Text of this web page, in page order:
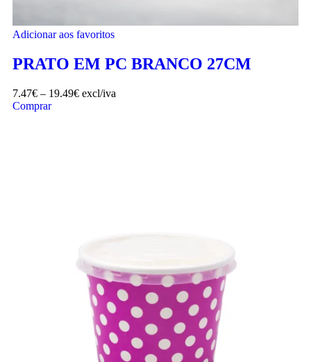
Adicionar aos favoritos
PRATO EM PC BRANCO 27CM
7.47€ – 19.49€ excl/iva
Comprar